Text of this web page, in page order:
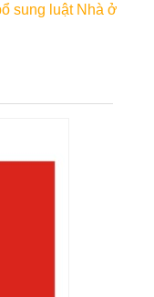
sung luật Nhà ở